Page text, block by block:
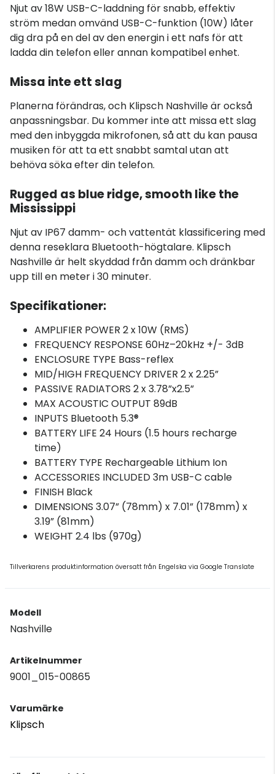
Njut av 18W USB-C-laddning för snabb, effektiv
ström medan omvänd USB-C-funktion (10W) låter
dig dra på en del av den energin i ett nafs för att
ladda din telefon eller annan kompatibel enhet.
Missa inte ett slag
Planerna förändras, och Klipsch Nashville är också
anpassningsbar. Du kommer inte att missa ett slag
med den inbyggda mikrofonen, så att du kan pausa
musiken för att ta ett snabbt samtal utan att
behöva söka efter din telefon.
Rugged as blue ridge, smooth like the
Mississippi
Njut av IP67 damm- och vattentät klassificering med
denna reseklara Bluetooth-högtalare. Klipsch
Nashville är helt skyddad från damm och dränkbar
upp till en meter i 30 minuter.
Specifikationer:
AMPLIFIER POWER 2 x 10W (RMS)
FREQUENCY RESPONSE 60Hz–20kHz +/- 3dB
ENCLOSURE TYPE Bass-reflex
MID/HIGH FREQUENCY DRIVER 2 x 2.25”
PASSIVE RADIATORS 2 x 3.78”x2.5”
MAX ACOUSTIC OUTPUT 89dB
INPUTS Bluetooth 5.3®
BATTERY LIFE 24 Hours (1.5 hours recharge
time)
BATTERY TYPE Rechargeable Lithium Ion
ACCESSORIES INCLUDED 3m USB-C cable
FINISH Black
DIMENSIONS 3.07” (78mm) x 7.01” (178mm) x
3.19” (81mm)
WEIGHT 2.4 lbs (970g)
Tillverkarens produktinformation översatt från Engelska via Google Translate
Modell
Nashville
Artikelnummer
9001_015-00865
Varumärke
Klipsch